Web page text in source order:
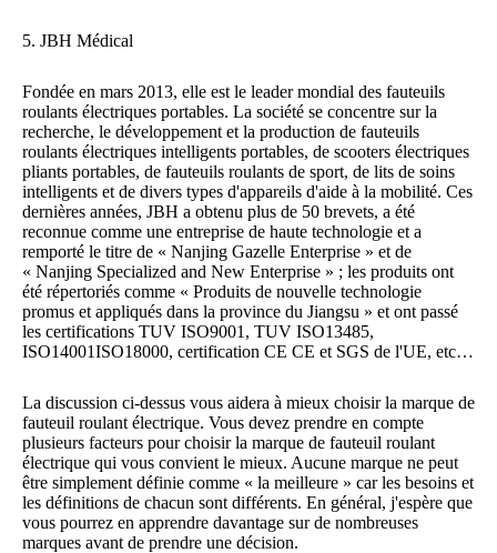
5. JBH Médical
Fondée en mars 2013, elle est le leader mondial des fauteuils
roulants électriques portables. La société se concentre sur la
recherche, le développement et la production de fauteuils
roulants électriques intelligents portables, de scooters électriques
pliants portables, de fauteuils roulants de sport, de lits de soins
intelligents et de divers types d'appareils d'aide à la mobilité. Ces
dernières années, JBH a obtenu plus de 50 brevets, a été
reconnue comme une entreprise de haute technologie et a
remporté le titre de « Nanjing Gazelle Enterprise » et de
« Nanjing Specialized and New Enterprise » ; les produits ont
été répertoriés comme « Produits de nouvelle technologie
promus et appliqués dans la province du Jiangsu » et ont passé
les certifications TUV ISO9001, TUV ISO13485,
ISO14001ISO18000, certification CE CE et SGS de l'UE, etc…
La discussion ci-dessus vous aidera à mieux choisir la marque de
fauteuil roulant électrique. Vous devez prendre en compte
plusieurs facteurs pour choisir la marque de fauteuil roulant
électrique qui vous convient le mieux. Aucune marque ne peut
être simplement définie comme « la meilleure » car les besoins et
les définitions de chacun sont différents. En général, j'espère que
vous pourrez en apprendre davantage sur de nombreuses
marques avant de prendre une décision.